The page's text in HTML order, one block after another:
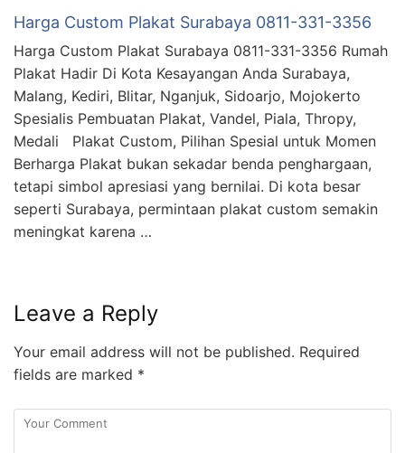
Harga Custom Plakat Surabaya 0811-331-3356
Harga Custom Plakat Surabaya 0811-331-3356 Rumah
Plakat Hadir Di Kota Kesayangan Anda Surabaya,
Malang, Kediri, Blitar, Nganjuk, Sidoarjo, Mojokerto
Spesialis Pembuatan Plakat, Vandel, Piala, Thropy,
Medali Plakat Custom, Pilihan Spesial untuk Momen
Berharga Plakat bukan sekadar benda penghargaan,
tetapi simbol apresiasi yang bernilai. Di kota besar
seperti Surabaya, permintaan plakat custom semakin
meningkat karena …
Leave a Reply
Your email address will not be published. Required
fields are marked *